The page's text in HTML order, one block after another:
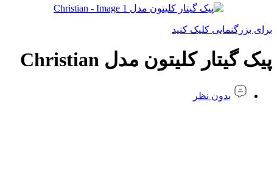
برای بزرگنمایی کلیک کنید
پیک گیتار کلیتون مدل Christian
بدون نظر